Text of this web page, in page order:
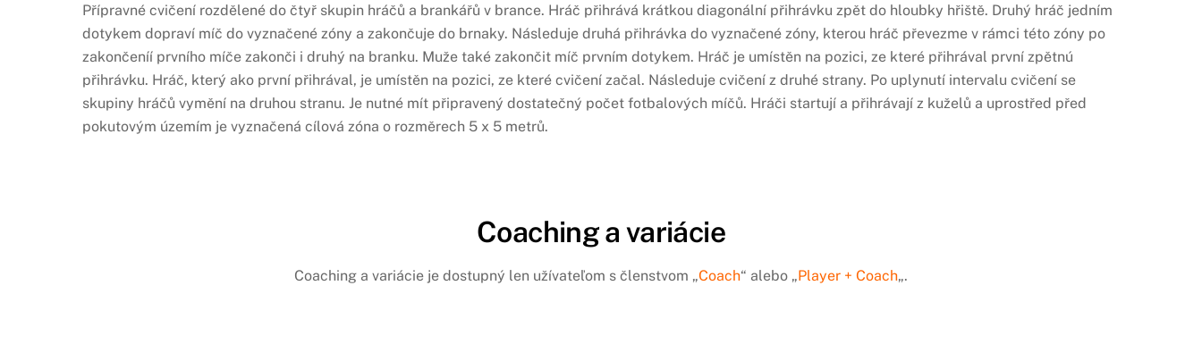
Přípravné cvičení rozdělené do čtyř skupin hráčů a brankářů v brance. Hráč přihrává krátkou diagonální přihrávku zpět do hloubky hřiště. Druhý hráč jedním
dotykem dopraví míč do vyznačené zóny a zakončuje do brnaky. Následuje druhá přihrávka do vyznačené zóny, kterou hráč převezme v rámci této zóny po
zakončeníí prvního míče zakonči i druhý na branku. Muže také zakončit míč prvním dotykem. Hráč je umístěn na pozici, ze které přihrával první zpětnú
přihrávku. Hráč, který ako první přihrával, je umístěn na pozici, ze které cvičení začal. Následuje cvičení z druhé strany. Po uplynutí intervalu cvičení se
skupiny hráčů vymění na druhou stranu. Je nutné mít připravený dostatečný počet fotbalových míčů. Hráči startují a přihrávají z kuželů a uprostřed před
pokutovým územím je vyznačená cílová zóna o rozměrech 5 x 5 metrů.
Coaching a variácie
Coaching a variácie je dostupný len užívateľom s členstvom „Coach“ alebo „Player + Coach„.